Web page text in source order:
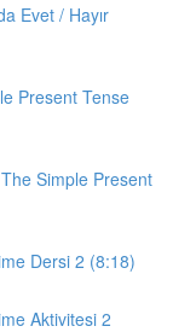
Evet / Hayır
Present Tense
Simple Present
Dersi 2 (8:18)
Aktivitesi 2